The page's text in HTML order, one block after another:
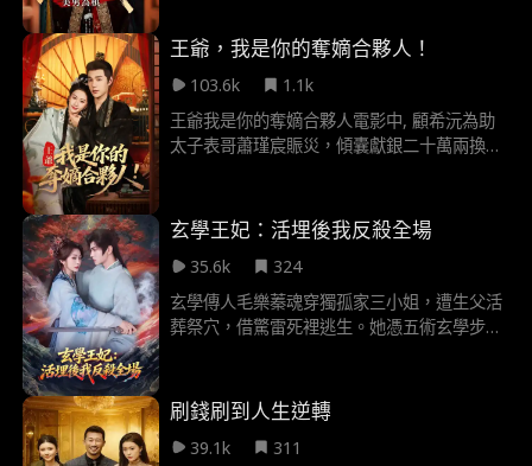
躁世子也步步緊逼。可沒過多久——雲綺輕笑
“不是都說厭惡我麼？怎麼如今一個個爭著要當
我的狗 。
王爺，我是你的奪嫡合夥人！
103.6k
1.1k
王爺我是你的奪嫡合夥人電影中, 顧希沅為助
太子表哥蕭瑾宸賑災，傾囊獻銀二十萬兩換得
銜盡數奪去，轉贈庶妹。真心錯付，家族背
刺，顧希沅幡然醒悟，不再做忍氣吞聲的嫡
女。她搬空侯府，怒踹渣男，助母親和離，更
以萬兩黃金為聘，向冷麵燕王蕭泫買下一個王
妃之位。從此，她手持商脈，步步為營，誓要
玄學王妃：活埋後我反殺全場
35.6k
324
玄學傳人毛樂蓁魂穿獨孤家三小姐，遭生父活
葬祭穴，借驚雷死裡逃生。她憑五術玄學步步
救駕、宮廷鬥法中，用毒舌智慧與超強實力征
服眾人，讓冷漠太子動真心，活成無人敢欺的
掌權者。
刷錢刷到人生逆轉
39.1k
311